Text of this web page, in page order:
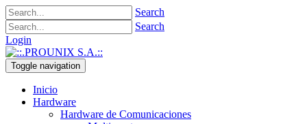
Search
Search
Login
Toggle navigation
Inicio
Hardware
Hardware de Comunicaciones